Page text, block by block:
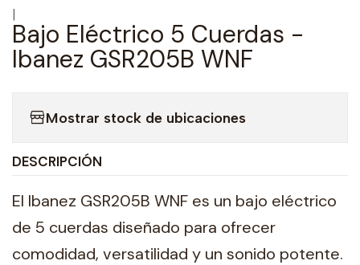
|
Bajo Eléctrico 5 Cuerdas -
Ibanez GSR205B WNF
Mostrar stock de ubicaciones
DESCRIPCIÓN
El Ibanez GSR205B WNF es un bajo eléctrico
de 5 cuerdas diseñado para ofrecer
comodidad, versatilidad y un sonido potente.